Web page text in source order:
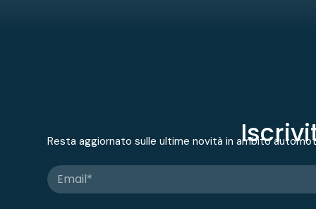
Resta aggiornato sulle ultime novità in ambito